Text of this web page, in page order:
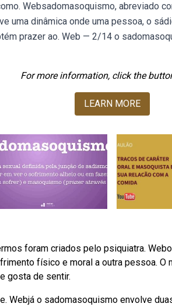
Websadomasoquismo, abreviado
uma dinâmica onde uma pessoa, o
prazer ao. Web — 2/14 o
For more information, click the
LEARN MORE
foram criados pelo psiquiatra.
físico e moral a outra pessoa.
gosta de sentir.
Webjá o sadomasoquismo envolve